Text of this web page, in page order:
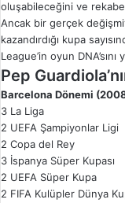
oluşabileceğini ve
Ancak bir gerçek
kazandırdığı kupa
League’in oyun
Pep
Barcelona Dönemi
3 La Liga
2 UEFA Şampiyonlar Ligi
2 Copa del Rey
3 İspanya Süper Kupası
2 UEFA Süper Kupa
2 FIFA Kulüpler Dünya